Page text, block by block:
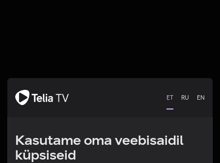
ET RU EN
Kasutame oma veebisaidil
küpsiseid